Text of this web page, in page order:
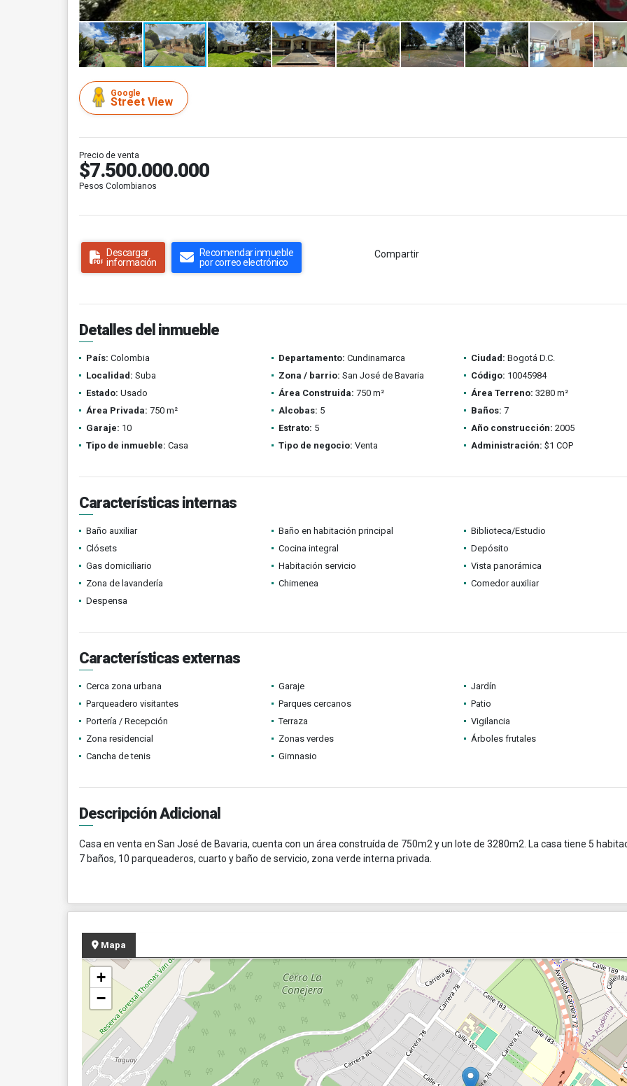
Google
Street View
Precio de venta
$7.500.000.000
Pesos Colombianos
Descargar
información
Recomendar inmueble
por correo electrónico
Compartir
Detalles del inmueble
País: Colombia Departamento: Cundinamarca Ciudad: Bogotá D.C.
Localidad: Suba Zona / barrio: San José de Bavaria Código: 10045984
Estado: Usado Área Construida: 750 m² Área Terreno: 3280 m²
Área Privada: 750 m² Alcobas: 5 Baños: 7
Garaje: 10 Estrato: 5 Año construcción: 2005
Tipo de inmueble: Casa Tipo de negocio: Venta Administración: $1 COP
Características internas
Baño auxiliar Baño en habitación principal
Biblioteca/Estudio
Clósets
Cocina integral
Depósito
Gas domiciliario
Habitación servicio
Vista panorámica
Zona de lavandería
Chimenea
Comedor auxiliar
Despensa
Características externas
Cerca zona urbana Garaje
Jardín
Parqueadero visitantes
Parques cercanos
Patio
Portería / Recepción
Terraza
Vigilancia
Zona residencial
Zonas verdes
Árboles frutales
Cancha de tenis
Gimnasio
Descripción Adicional
Casa en venta en San José de Bavaria, cuenta con un área construída de 750m2 y un lote de 3280m2. La casa tiene 5
7 baños, 10 parqueaderos, cuarto y baño de servicio, zona verde interna privada.
Mapa
+
−